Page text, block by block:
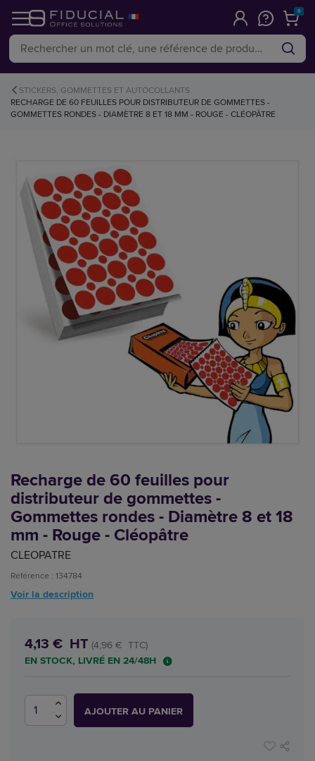
0
STICKERS, GOMMETTES ET AUTOCOLLANTS
RECHARGE DE 60 FEUILLES POUR DISTRIBUTEUR DE GOMMETTES -
GOMMETTES RONDES - DIAMÈTRE 8 ET 18 MM - ROUGE - CLÉOPÂTRE
Recharge de 60 feuilles pour
distributeur de gommettes -
Gommettes rondes - Diamètre 8 et 18
mm - Rouge - Cléopâtre
CLEOPATRE
Référence : 134784
Voir la description
4,13 € HT (4,96 € TTC)
EN STOCK, LIVRÉ EN 24/48H
AJOUTER AU PANIER